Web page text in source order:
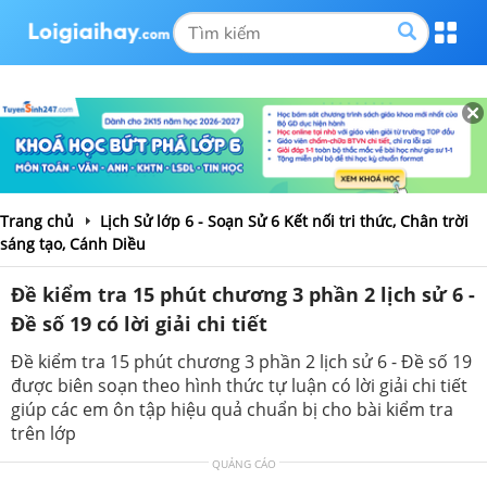
Trang chủ
Lịch Sử lớp 6 - Soạn Sử 6 Kết nối tri thức, Chân trời
sáng tạo, Cánh Diều
Đề kiểm tra 15 phút chương 3 phần 2 lịch sử 6 -
Đề số 19 có lời giải chi tiết
Đề kiểm tra 15 phút chương 3 phần 2 lịch sử 6 - Đề số 19
được biên soạn theo hình thức tự luận có lời giải chi tiết
giúp các em ôn tập hiệu quả chuẩn bị cho bài kiểm tra
trên lớp
QUẢNG CÁO